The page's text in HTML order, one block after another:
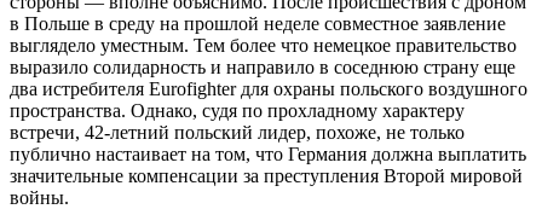
в Польше в среду на прошлой неделе совместное заявление
выглядело уместным. Тем более что немецкое правительство
выразило солидарность и направило в соседнюю страну еще
два истребителя Eurofighter для охраны польского воздушного
пространства. Однако, судя по прохладному характеру
встречи, 42-летний польский лидер, похоже, не только
публично настаивает на том, что Германия должна выплатить
значительные компенсации за преступления Второй мировой
войны.